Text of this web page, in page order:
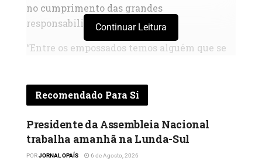
no cumprimento das grandes
responsabilidades.
“Entre os empossados temos alguém que se
O que eu gostaria de dizer para todos vós, é
que o combate hoje já não é contra a Covid,
mas é pela diversificação da nossa economia,
Continuar Leitura
Recomendado Para Si
Presidente da Assembleia Nacional
trabalha amanhã na Lunda-Sul
PORJORNAL OPAÍS 6 de Agosto, 2026